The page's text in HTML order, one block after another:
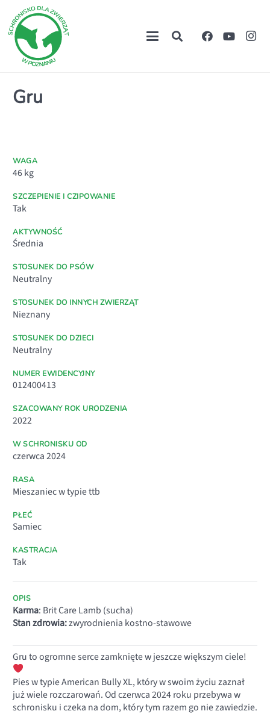
Gru
NUMER EWIDENCYJNY
012400413
SZACOWANY ROK URODZENIA
2022
W SCHRONISKU OD
czerwca 2024
RASA
Mieszaniec w typie ttb
PŁEĆ
Samiec
KASTRACJA
Tak
WAGA
46kg
SZCZEPIENIE I CZIPOWANIE
Tak
AKTYWNOŚĆ
Średnia
STOSUNEK DO PSÓW
Neutralny
STOSUNEK DO INNYCH ZWIERZĄT
Nieznany
STOSUNEK DO DZIECI
Neutralny
OPIS
Karma: Brit Care Lamb (sucha)
Stan zdrowia:zwyrodnienia kostno-stawowe
Gru to ogromne serce zamknięte w jeszcze większym ciele!
Pies w typie American Bully XL, który w swoim życiu zaznał
już wiele rozczarowań. Od czerwca 2024 roku przebywa w
schronisku i czeka na dom, który tym razem go nie zawiedzie.